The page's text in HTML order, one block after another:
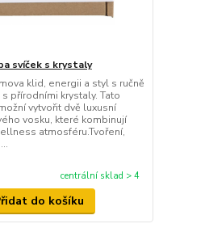
svíček s krystaly
klid, energii a styl s ručně
přírodními krystaly. Tato
vytvořit dvě luxusní
vosku, které kombinují
atmosféru.Tvoření,
centrální sklad > 4
do košíku